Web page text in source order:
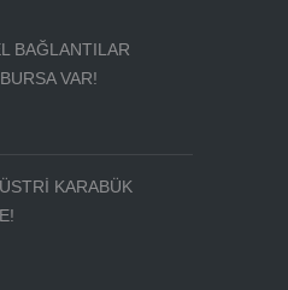
BAĞLANTILAR
VAR!
KARABÜK